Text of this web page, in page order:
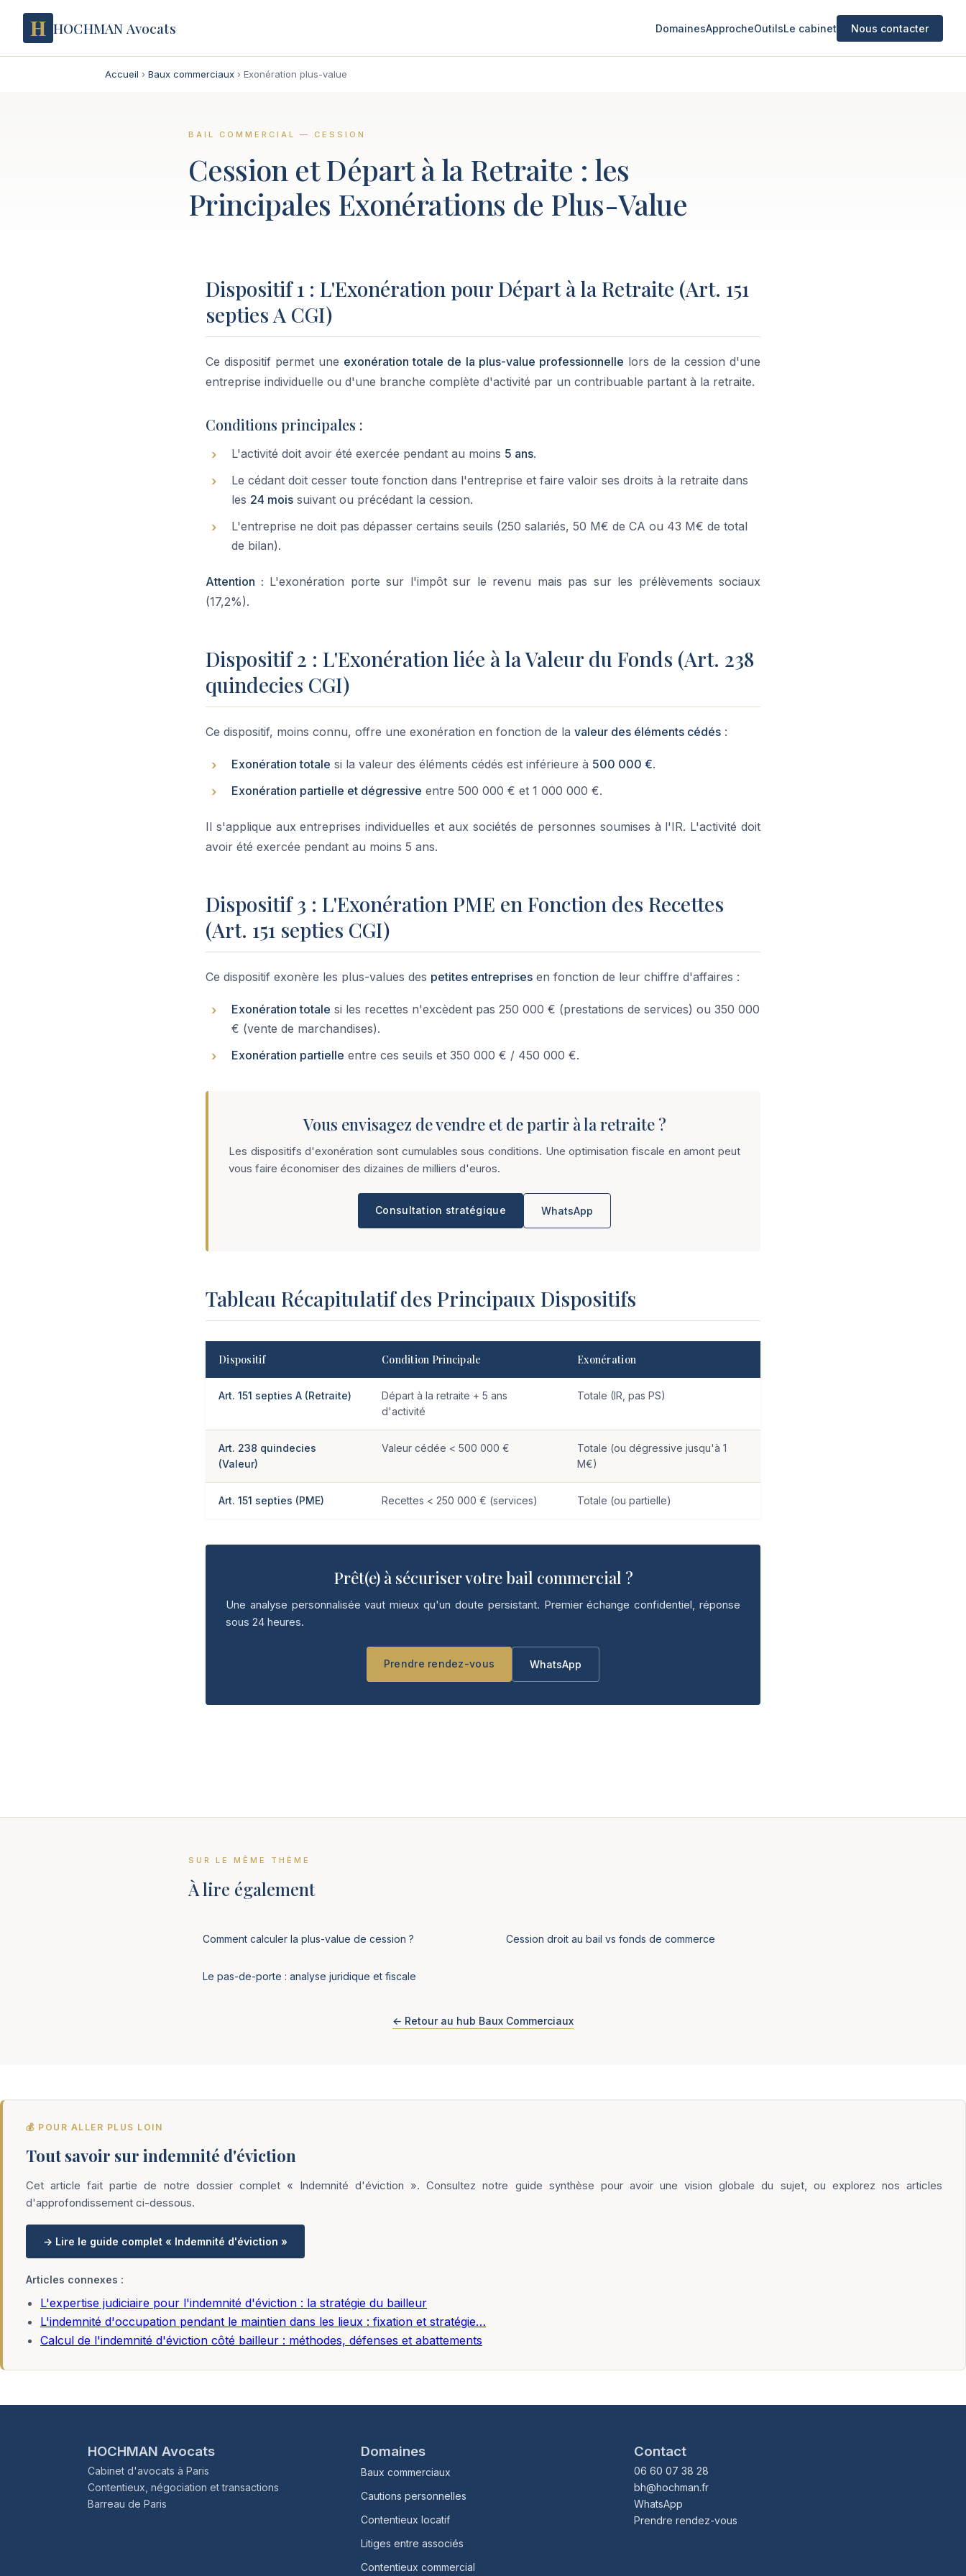
H HOCHMAN Avocats DomainesApprocheOutilsLe cabinet Nous contacter
Accueil › Baux commerciaux › Exonération plus-value
BAIL COMMERCIAL — CESSION
Cession et Départ à la Retraite : les
Principales Exonérations de Plus-Value
Dispositif 1 : L'Exonération pour Départ à la Retraite (Art. 151
septies A CGI)
Ce dispositif permet une exonération totale de la plus-value professionnelle lors de la cession d'une
entreprise individuelle ou d'une branche complète d'activité par un contribuable partant à la retraite.
Conditions principales :
L'activité doit avoir été exercée pendant au moins 5 ans.
Le cédant doit cesser toute fonction dans l'entreprise et faire valoir ses droits à la retraite dans
les 24 mois suivant ou précédant la cession.
L'entreprise ne doit pas dépasser certains seuils (250 salariés, 50 M€ de CA ou 43 M€ de total
de bilan).
Attention : L'exonération porte sur l'impôt sur le revenu mais pas sur les prélèvements sociaux
(17,2%).
Dispositif 2 : L'Exonération liée à la Valeur du Fonds (Art. 238
quindecies CGI)
Ce dispositif, moins connu, offre une exonération en fonction de la valeur des éléments cédés :
Exonération totale si la valeur des éléments cédés est inférieure à 500 000 €.
Exonération partielle et dégressive entre 500 000 € et 1 000 000 €.
Il s'applique aux entreprises individuelles et aux sociétés de personnes soumises à l'IR. L'activité doit
avoir été exercée pendant au moins 5 ans.
Dispositif 3 : L'Exonération PME en Fonction des Recettes
(Art. 151 septies CGI)
Ce dispositif exonère les plus-values des petites entreprises en fonction de leur chiffre d'affaires :
Exonération totale si les recettes n'excèdent pas 250 000 € (prestations de services) ou 350 000
€ (vente de marchandises).
Exonération partielle entre ces seuils et 350 000 € / 450 000 €.
Vous envisagez de vendre et de partir à la retraite ?
Les dispositifs d'exonération sont cumulables sous conditions. Une optimisation fiscale en amont peut
vous faire économiser des dizaines de milliers d'euros.
Consultation stratégique WhatsApp
Tableau Récapitulatif des Principaux Dispositifs
Dispositif Condition Principale Exonération
Art. 151 septies A (Retraite)
Départ à la retraite + 5 ans
d'activité
Totale (IR, pas PS)
Art. 238 quindecies
(Valeur)
Valeur cédée < 500 000 €
Totale (ou dégressive jusqu'à 1
M€)
Art. 151 septies (PME) Recettes < 250 000 € (services) Totale (ou partielle)
Prêt(e) à sécuriser votre bail commercial ?
Une analyse personnalisée vaut mieux qu'un doute persistant. Premier échange confidentiel, réponse
sous 24 heures.
Prendre rendez-vous WhatsApp
SUR LE MÊME THÈME
À lire également
Comment calculer la plus-value de cession ? Cession droit au bail vs fonds de commerce
Le pas-de-porte : analyse juridique et fiscale
← Retour au hub Baux Commerciaux
💰 POUR ALLER PLUS LOIN
Tout savoir sur indemnité d'éviction
Cet article fait partie de notre dossier complet « Indemnité d'éviction ». Consultez notre guide synthèse pour avoir une vision globale du sujet, ou explorez nos articles
d'approfondissement ci-dessous.
→ Lire le guide complet « Indemnité d'éviction »
Articles connexes :
L'expertise judiciaire pour l'indemnité d'éviction : la stratégie du bailleur
L'indemnité d'occupation pendant le maintien dans les lieux : fixation et stratégie…
Calcul de l'indemnité d'éviction côté bailleur : méthodes, défenses et abattements
HOCHMAN Avocats
Cabinet d'avocats à Paris
Contentieux, négociation et transactions
Barreau de Paris
Domaines
Baux commerciaux
Cautions personnelles
Contentieux locatif
Litiges entre associés
Contentieux commercial
Contact
06 60 07 38 28
bh@hochman.fr
WhatsApp
Prendre rendez-vous